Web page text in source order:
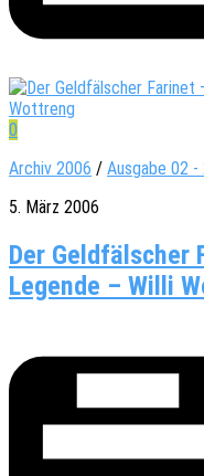
0
Archiv 2006 / Ausgabe 02 -
5. März 2006
Der Geldfälscher
Legende – Willi